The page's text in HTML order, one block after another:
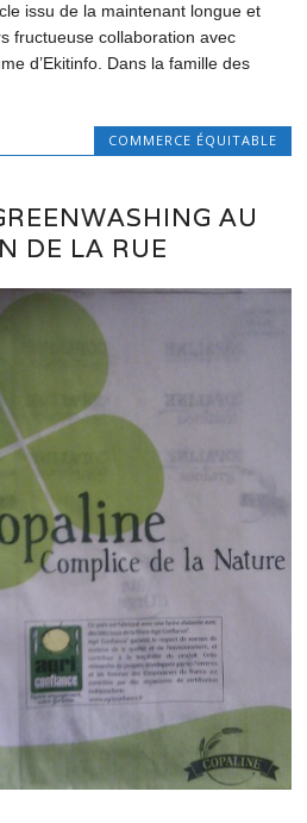
issu de la maintenant longue et
fructueuse collaboration avec
d’Ekitinfo. Dans la famille des
COMMERCE ÉQUITABLE
AU
DE LA RUE